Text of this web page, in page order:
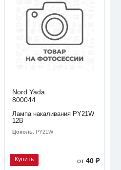
Nord Yada
800044
Лампа накаливания PY21W
12В
Цоколь: PY21W
Купить от40 ₽